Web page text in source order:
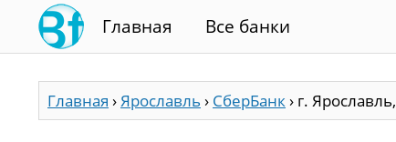
Главная Все банки
Главная ›Ярославль › СберБанк› г.